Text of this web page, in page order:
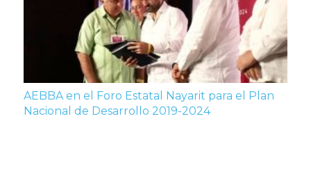
AEBBA en el Foro Estatal Nayarit para el Plan
Nacional de Desarrollo 2019-2024